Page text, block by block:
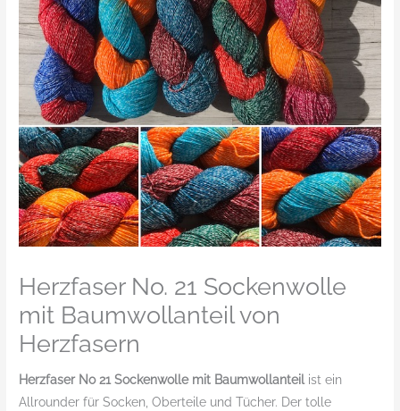
Herzfaser No. 21 Sockenwolle
mit Baumwollanteil von
Herzfasern
Herzfaser No 21 Sockenwolle mit Baumwollanteilist ein
Allrounder für Socken, Oberteile und Tücher. Der tolle